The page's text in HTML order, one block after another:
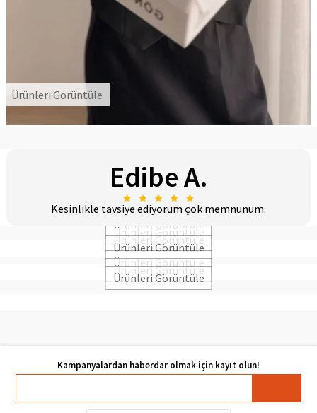
Edibe A.
Kesinlikle tavsiye ediyorum çok memnunum.